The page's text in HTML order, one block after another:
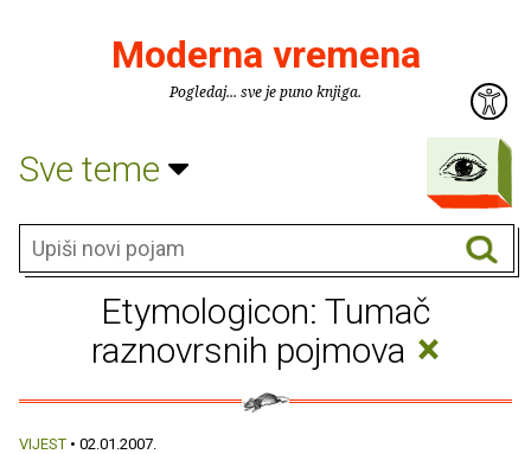
Moderna vremena
Pogledaj... sve je puno knjiga.
Sve teme
Etymologicon: Tumač
raznovrsnih pojmova ×
VIJEST • 02.01.2007.